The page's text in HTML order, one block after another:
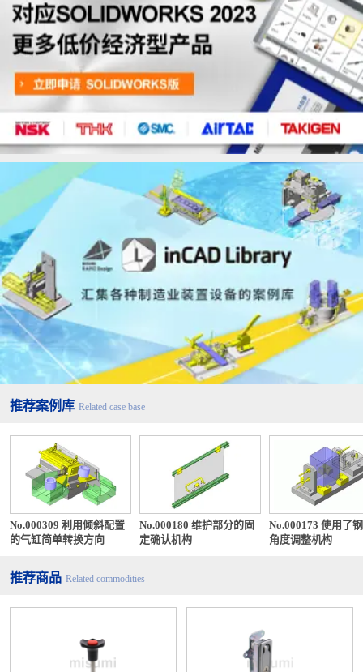
推荐案例库 Related case base
No.000309 利用倾斜配置
的气缸简单转换方向
No.000180 维护部分的固
定确认机构
No.000173 使用了
角度调整机构
推荐商品 Related commodities